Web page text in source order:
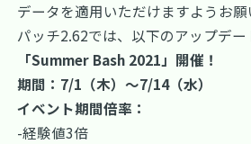
データを適用いただけますようお願
パッチ2.62では、以下のアップデー
「Summer Bash 2021」開催！
期間：7/1（木）～7/14（水）
イベント期間倍率：
-経験値3倍